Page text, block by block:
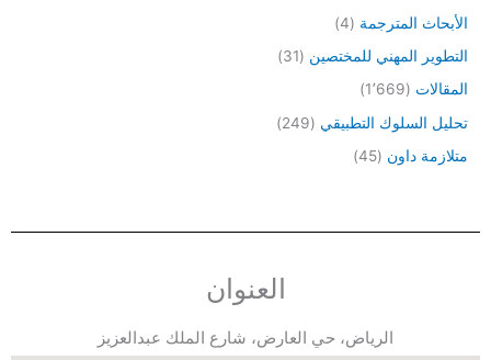
الأبحاث المترجمة (4)
التطوير المهني للمختصين (31)
المقالات (1٬669)
تحليل السلوك التطبيقي (249)
متلازمة داون (45)
العنوان
الرياض، حي العارض، شارع الملك عبدالعزيز